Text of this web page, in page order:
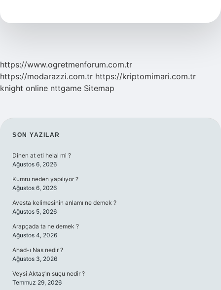
https://www.ogretmenforum.com.tr
https://modarazzi.com.tr https://kriptomimari.com.tr
knight online nttgame Sitemap
SIDEBAR
SON YAZILAR
Dinen at eti helal mi ?
Ağustos 6, 2026
Kumru neden yapılıyor ?
Ağustos 6, 2026
Avesta kelimesinin anlamı ne demek ?
Ağustos 5, 2026
Arapçada ta ne demek ?
Ağustos 4, 2026
Ahad-ı Nas nedir ?
Ağustos 3, 2026
Veysi Aktaş’ın suçu nedir ?
Temmuz 29, 2026